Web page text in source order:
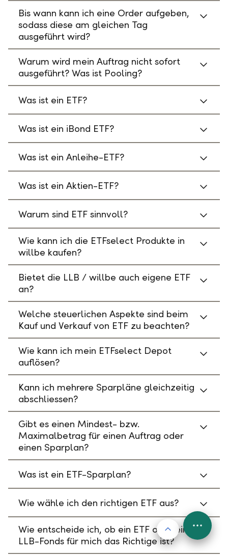
Bis wann kann ich eine Order aufgeben,
sodass diese am gleichen Tag
ausgeführt wird?
Warum wird mein Auftrag nicht sofort
ausgeführt? Was ist Pooling?
Was ist ein ETF?
Was ist ein iBond ETF?
Was ist ein Anleihe-ETF?
Was ist ein Aktien-ETF?
Warum sind ETF sinnvoll?
Wie kann ich die ETFselect Produkte in
willbe kaufen?
Bietet die LLB / willbe auch eigene ETF
an?
Welche steuerlichen Aspekte sind beim
Kauf und Verkauf von ETF zu beachten?
Wie kann ich mein ETFselect Depot
auflösen?
Kann ich mehrere Sparpläne gleichzeitig
abschliessen?
Gibt es einen Mindest- bzw.
Maximalbetrag für einen Auftrag oder
einen Sparplan?
Was ist ein ETF-Sparplan?
Wie wähle ich den richtigen ETF aus?
Wie entscheide ich, ob ein ETF oder ein
LLB-Fonds für mich das Richtige ist?
Nach oben
FAB
Menu